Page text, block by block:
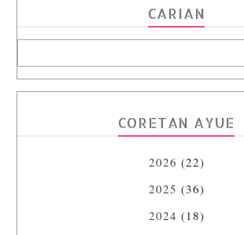
CARIAN
CORETAN AYUE
2026 (22)
2025 (36)
2024 (18)